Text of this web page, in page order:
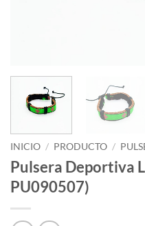
INICIO / PRODUCTO /
Pulsera Deportiva
PU090507)